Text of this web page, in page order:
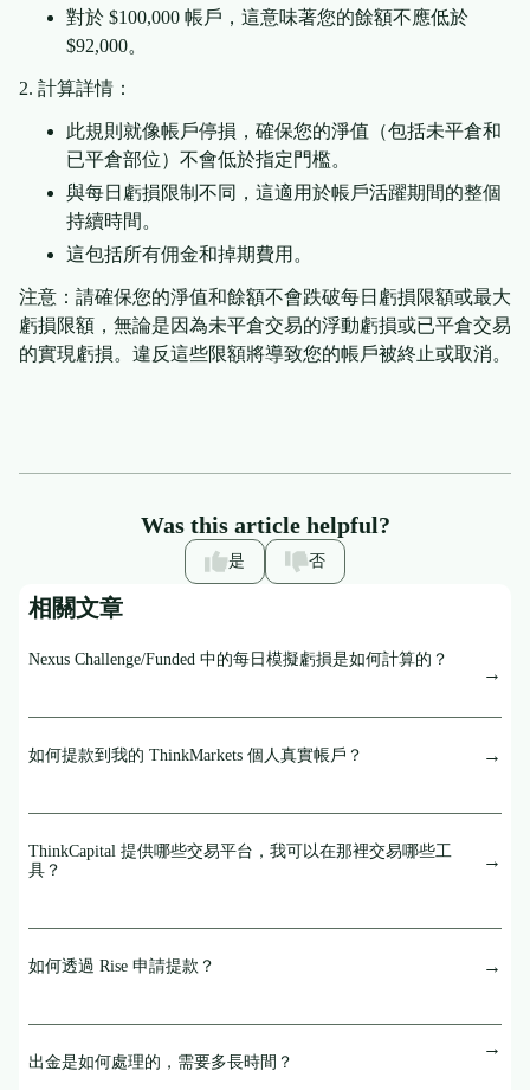
對於 $100,000 帳戶，這意味著您的餘額不應低於
$92,000。
計算詳情：
此規則就像帳戶停損，確保您的淨值（包括未平倉和
已平倉部位）不會低於指定門檻。
與每日虧損限制不同，這適用於帳戶活躍期間的整個
持續時間。
這包括所有佣金和掉期費用。
注意：請確保您的淨值和餘額不會跌破每日虧損限額或最大
虧損限額，無論是因為未平倉交易的浮動虧損或已平倉交易
的實現虧損。違反這些限額將導致您的帳戶被終止或取消。
Was this article helpful?
是 否
相關文章
Nexus Challenge/Funded 中的每日模擬虧損是如何計算的？
如何提款到我的 ThinkMarkets 個人真實帳戶？
ThinkCapital 提供哪些交易平台，我可以在那裡交易哪些工
具？
如何透過 Rise 申請提款？
出金是如何處理的，需要多長時間？